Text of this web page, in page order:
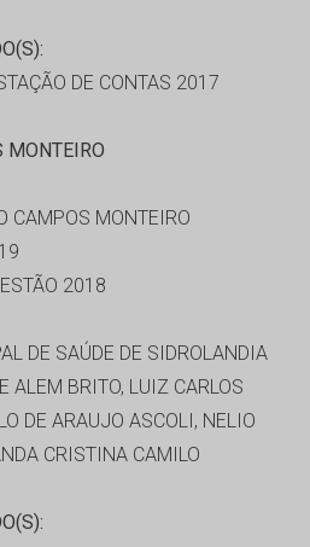
DE CONTAS 2017
MONTEIRO
CAMPOS MONTEIRO
2018
DE SAÚDE DE SIDROLANDIA
ALEM BRITO, LUIZ CARLOS
DE ARAUJO ASCOLI, NELIO
CRISTINA CAMILO